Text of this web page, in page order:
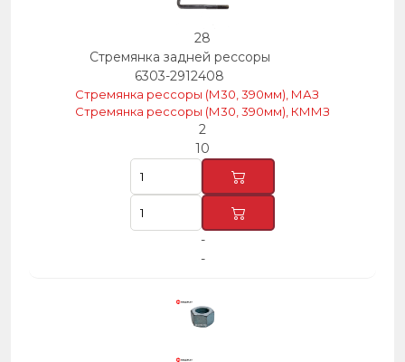
28
Стремянка задней рессоры
6303-2912408
Стремянка рессоры (М30, 390мм), МАЗ
Стремянка рессоры (М30, 390мм), КММЗ
2
10
-
-